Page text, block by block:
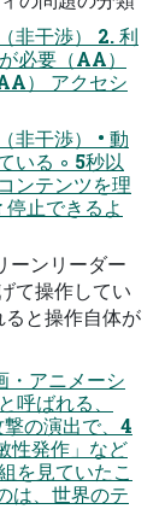
非干渉） 2. 利
必要（AA）
） アクセシ
非干渉） • 動
いる ◦ 5秒以
ンテンツを理
止できるよ
ーンリーダー
て操作してい
ると操作自体が
・アニメーシ
呼ばれる、
の演出で、4
性発作」など
を見ていたこ
は、世界のテ